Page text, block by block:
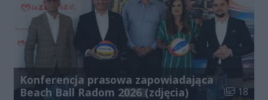
Konferencja prasowa zapowiadająca
Beach Ball Radom 2026 (zdjęcia)
Liczba
18